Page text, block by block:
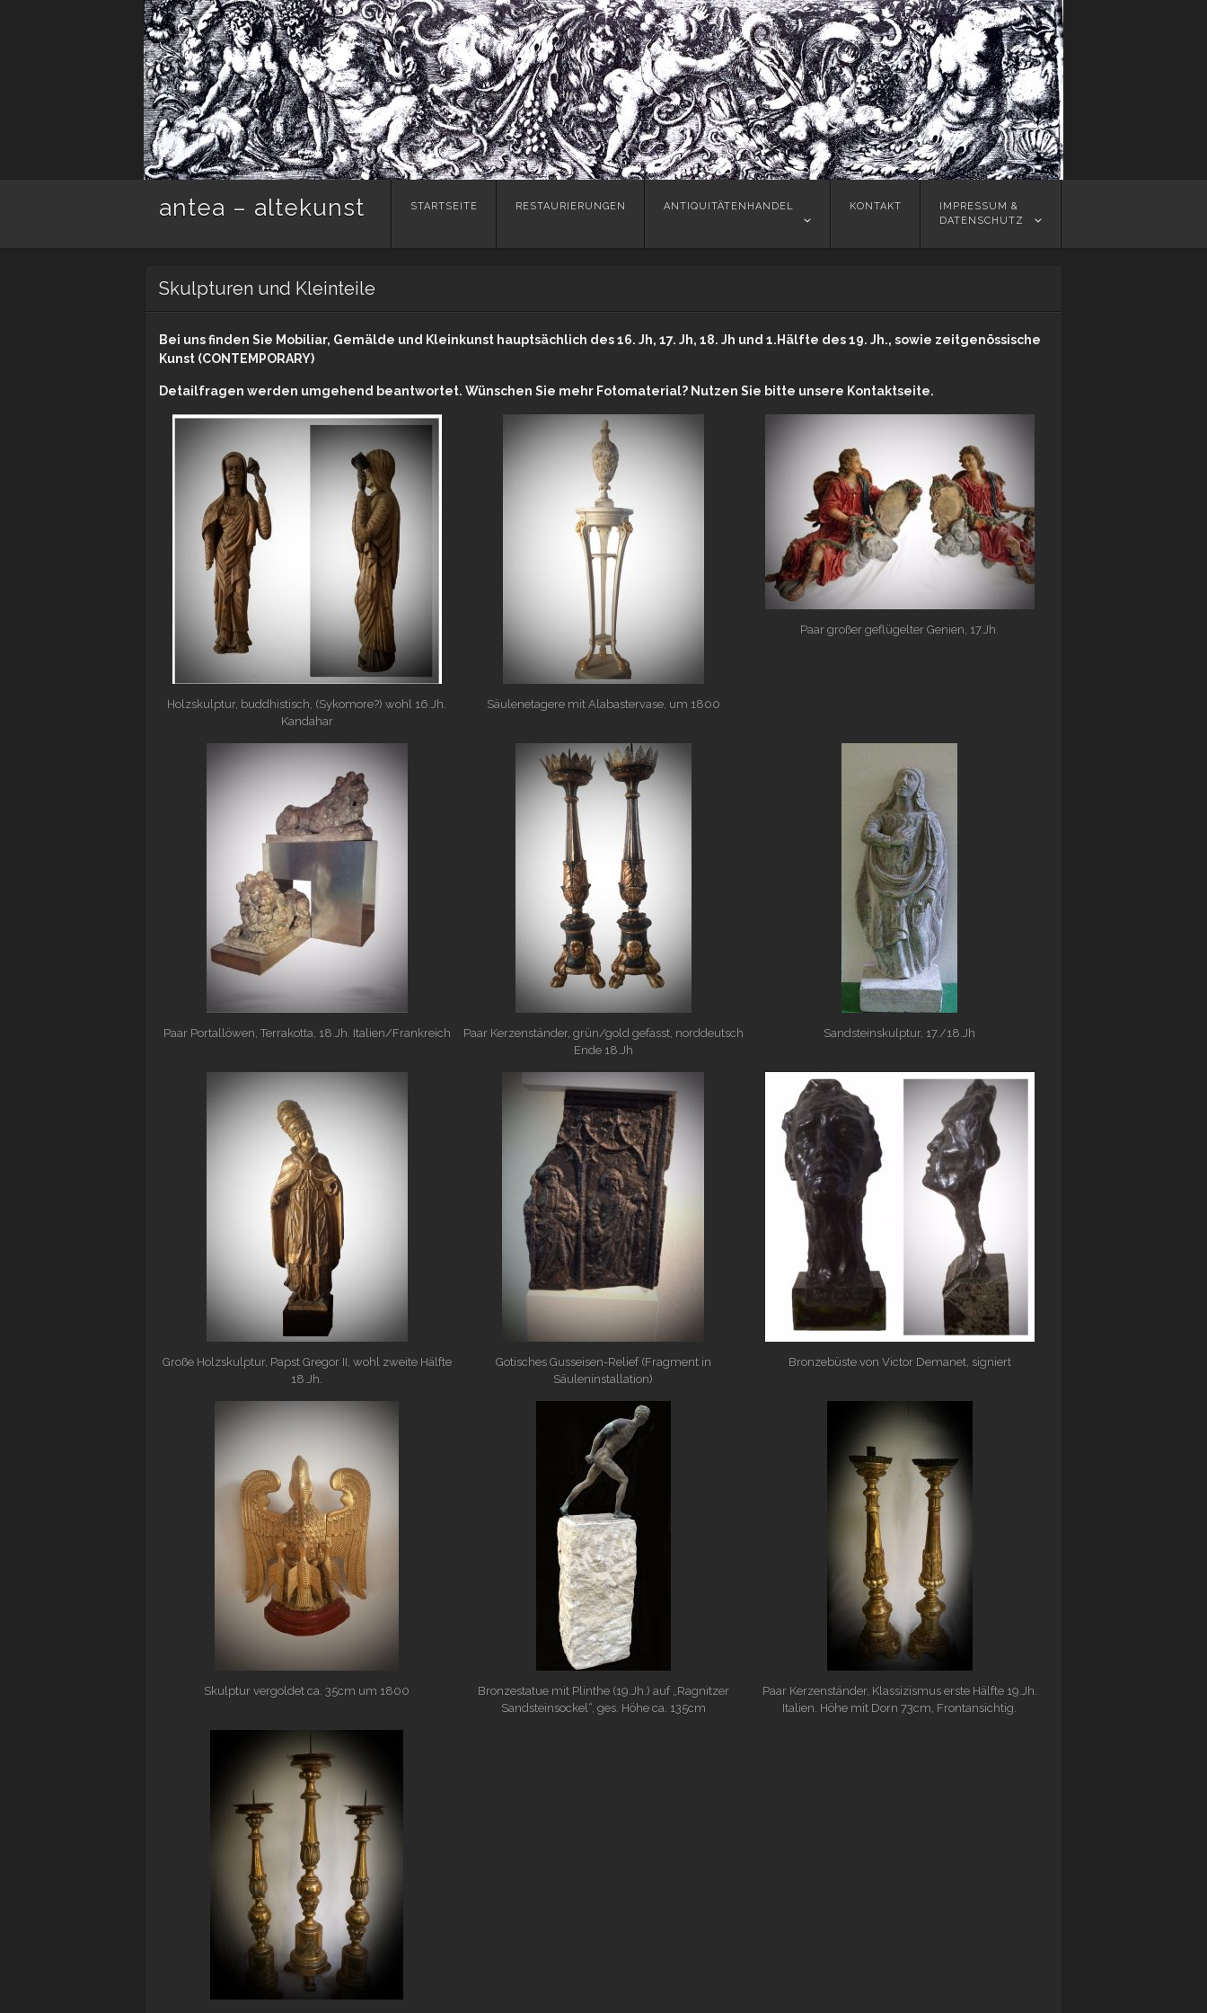
antea – altekunst
Skip
STARTSEITE RESTAURIERUNGEN ANTIQUITÄTENHANDEL KONTAKT
IMPRESSUM &
DATENSCHUTZ
Skulpturen und Kleinteile
Bei uns finden Sie Mobiliar, Gemälde und Kleinkunst hauptsächlich des 16. Jh, 17. Jh, 18. Jh und 1.Hälfte des 19. Jh., sowie zeitgenössische
Kunst (CONTEMPORARY)
Detailfragen werden umgehend beantwortet. Wünschen Sie mehr Fotomaterial? Nutzen Sie bitte unsere Kontaktseite.
Holzskulptur, buddhistisch, (Sykomore?) wohl 16.Jh.
Kandahar
Säulenetagere mit Alabastervase, um 1800
Paar großer geflügelter Genien, 17.Jh.
Paar Portallöwen, Terrakotta, 18.Jh. Italien/Frankreich
Paar Kerzenständer, grün/gold gefasst, norddeutsch
Ende 18.Jh
Sandsteinskulptur, 17./18.Jh
Große Holzskulptur, Papst Gregor II, wohl zweite Hälfte
18.Jh.
Gotisches Gusseisen-Relief (Fragment in
Säuleninstallation)
Bronzebüste von Victor Demanet, signiert
Skulptur vergoldet ca. 35cm um 1800
Bronzestatue mit Plinthe (19.Jh.) auf „Ragnitzer
Sandsteinsockel“, ges. Höhe ca. 135cm
Paar Kerzenständer, Klassizismus erste Hälfte 19.Jh.
Italien. Höhe mit Dorn 73cm, Frontansichtig.